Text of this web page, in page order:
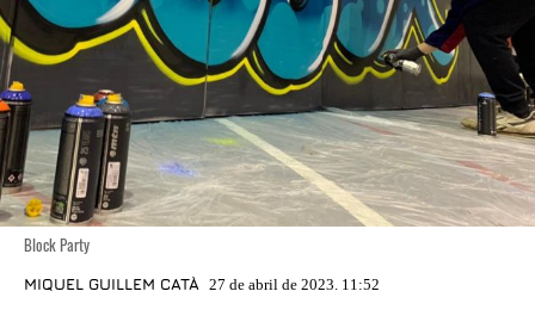
Block Party
MIQUEL GUILLEM CATÀ 27 de abril de 2023. 11:52